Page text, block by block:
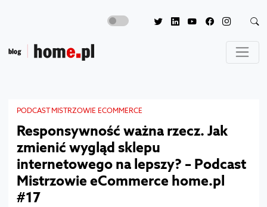
PODCAST MISTRZOWIE ECOMMERCE
Responsywność ważna rzecz. Jak
zmienić wygląd sklepu
internetowego na lepszy? – Podcast
Mistrzowie eCommerce home.pl
#17